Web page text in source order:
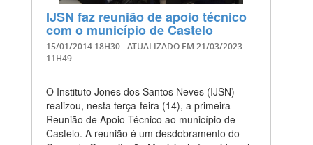
IJSN faz reunião de apoio técnico
com o município de Castelo
15/01/2014 18H30- ATUALIZADO EM 21/03/2023
11H49
O Instituto Jones dos Santos Neves (IJSN)
realizou, nesta terça-feira (14), a primeira
Reunião de Apoio Técnico ao município de
Castelo. A reunião é um desdobramento do